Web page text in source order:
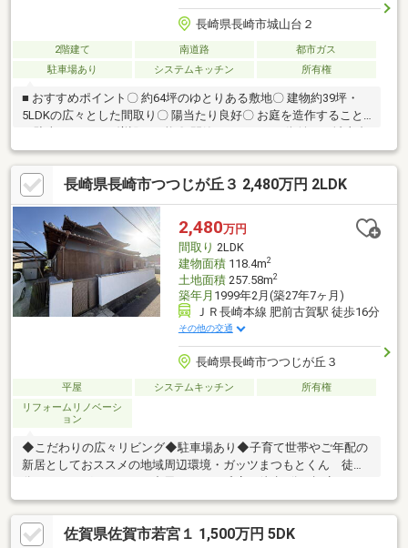
長崎県長崎市城山台２
2階建て 南道路
都市ガス
駐車場あり
システムキッチン 所有権
■ おすすめポイント〇 約64坪のゆとりある敷地〇 建物約39坪・
5LDKの広々とした間取り〇 陽当たり良好〇 お庭を造作すること
エリア■ 物件の魅力建物は築年数を経ていますが、その分、ご自
身のライフスタイルに合わせてリフォームやリノベーションを楽
しめる住まいです。5LDKのゆとりある間取りは、ご家族での暮ら
しはもちろん、趣味部屋や書斎、在宅ワークスペースなど、多彩
な使い方が可能です。お庭を活用すれば駐車スペースの増設も検
討でき、将来のライフスタイルにも柔軟に対応できます。
長崎県長崎市つつじが丘３ 2,480万円 2LDK
2,480万円
間取り 2LDK
建物面積118.4m2
土地面積257.58m2
築年月 1999年2月(築27年7ヶ月)
ＪＲ長崎本線 肥前古賀駅 徒歩16分
その他の交通
長崎県長崎市つつじが丘３
平屋 システムキッチン
所有権
リフォームリノベーシ
ョン
◆こだわりの広々リビング◆駐車場あり◆子育て世帯やご年配の
新居としておススメの地域周辺環境・ガッツまつもとくん 徒歩3
園天童幼稚園・天童保育園 徒歩11分・古賀郵便局 徒歩12分・
セブンイレブン長崎中里町店 徒歩13分
佐賀県佐賀市若宮１ 1,500万円 5DK